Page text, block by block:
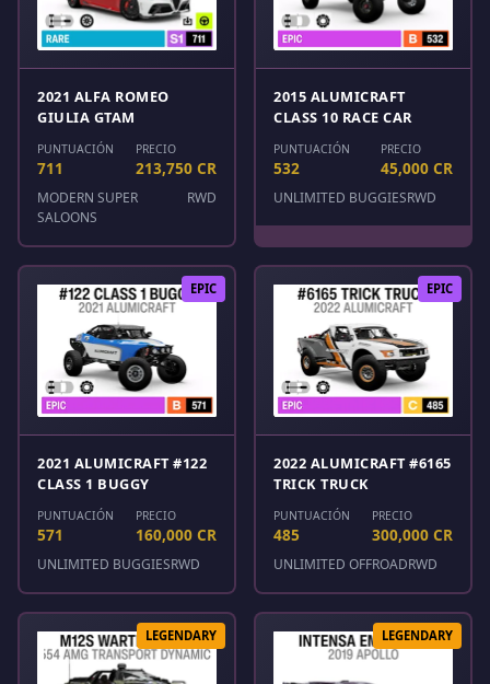
2021 ALFA ROMEO
GIULIA GTAM
PUNTUACIÓN
711
PRECIO
213,750 CR
MODERN SUPER
SALOONS
RWD
2015 ALUMICRAFT
CLASS 10 RACE CAR
PUNTUACIÓN
532
PRECIO
45,000 CR
UNLIMITED BUGGIESRWD
EPIC
2021 ALUMICRAFT #122
CLASS 1 BUGGY
PUNTUACIÓN
571
PRECIO
160,000 CR
UNLIMITED BUGGIESRWD
EPIC
2022 ALUMICRAFT #6165
TRICK TRUCK
PUNTUACIÓN
485
PRECIO
300,000 CR
UNLIMITED OFFROADRWD
LEGENDARY LEGENDARY